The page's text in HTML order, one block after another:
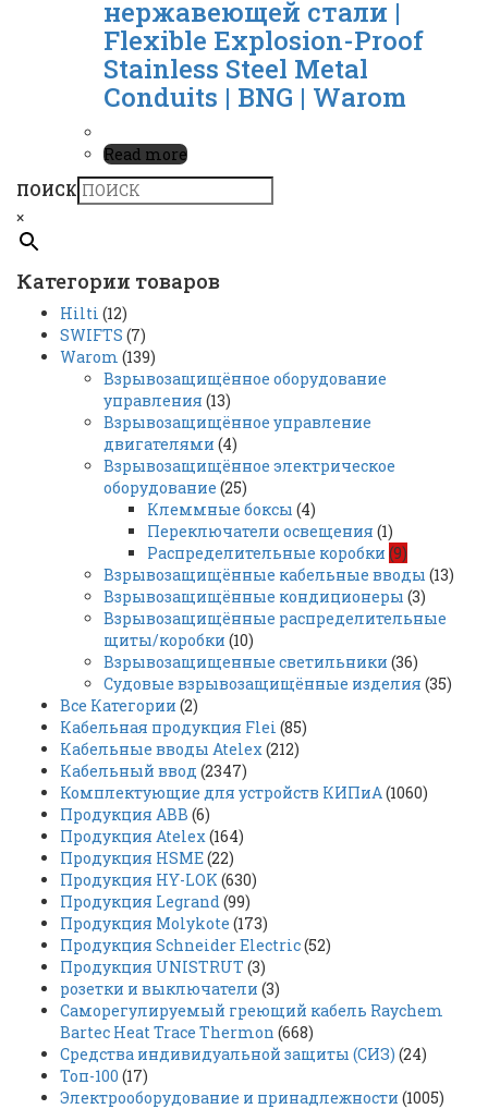
нержавеющей стали |
Flexible Explosion-Proof
Stainless Steel Metal
Conduits | BNG | Warom
Read more
ПОИСК
×
Категории товаров
Hilti (12)
SWIFTS (7)
Warom (139)
Взрывозащищённое оборудование
управления (13)
Взрывозащищённое управление
двигателями (4)
Взрывозащищённое электрическое
оборудование (25)
Клеммные боксы (4)
Переключатели освещения (1)
Распределительные коробки (9)
Взрывозащищённые кабельные вводы (13)
Взрывозащищённые кондиционеры (3)
Взрывозащищённые распределительные
щиты/коробки (10)
Взрывозащищенные светильники (36)
Судовые взрывозащищённые изделия (35)
Все Категории (2)
Кабельная продукция Flei (85)
Кабельные вводы Atelex(212)
Кабельный ввод (2347)
Комплектующие для устройств КИПиА(1060)
Продукция ABB (6)
Продукция Atelex(164)
Продукция HSME(22)
Продукция HY-LOK (630)
Продукция Legrand(99)
Продукция Molykote (173)
Продукция Schneider Electric(52)
Продукция UNISTRUT (3)
розетки и выключатели (3)
Саморегулируемый греющий кабель Raychem
Bartec Heat Trace Thermon (668)
Средства индивидуальной защиты (СИЗ) (24)
Топ-100 (17)
Электрооборудование и принадлежности (1005)